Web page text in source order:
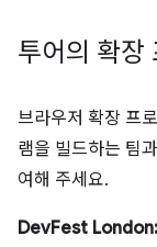
투어의 확장
브라우저 확장 프
램을 빌드하는 팀
여해 주세요.
DevFest London: